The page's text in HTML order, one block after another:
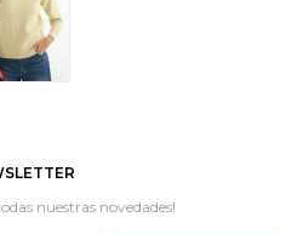
nuestras novedades!